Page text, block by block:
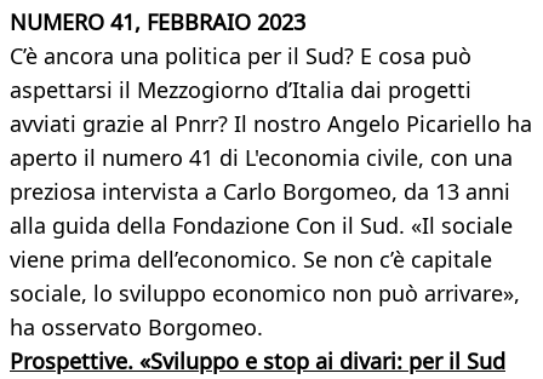
NUMERO 41, FEBBRAIO 2023
C’è ancora una politica per il Sud? E cosa può
aspettarsi il Mezzogiorno d’Italia dai progetti
avviati grazie al Pnrr? Il nostro Angelo Picariello ha
aperto il numero 41 di L'economia civile, con una
preziosa intervista a Carlo Borgomeo, da 13 anni
alla guida della Fondazione Con il Sud. «Il sociale
viene prima dell’economico. Se non c’è capitale
sociale, lo sviluppo economico non può arrivare»,
ha osservato Borgomeo.
Prospettive. «Sviluppo e stop ai divari: per il Sud